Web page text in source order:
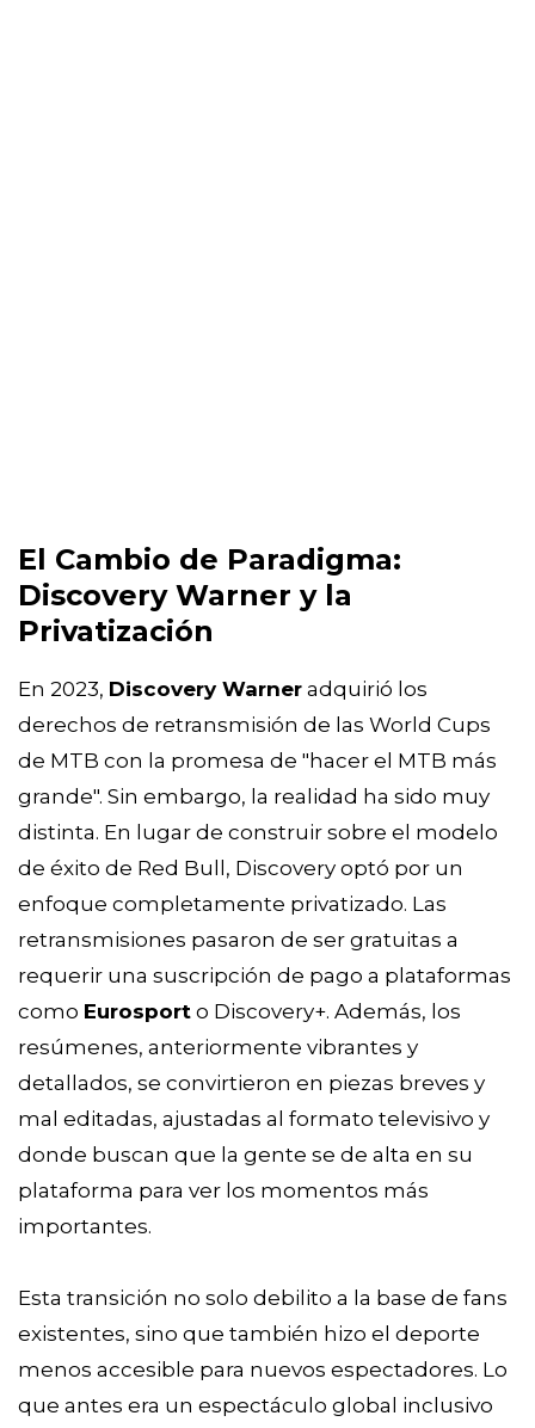
El Cambio de Paradigma:
Discovery Warner y la
Privatización
En 2023, Discovery Warner adquirió los
derechos de retransmisión de las World Cups
de MTB con la promesa de "hacer el MTB más
grande". Sin embargo, la realidad ha sido muy
distinta. En lugar de construir sobre el modelo
de éxito de Red Bull, Discovery optó por un
enfoque completamente privatizado. Las
retransmisiones pasaron de ser gratuitas a
requerir una suscripción de pago a plataformas
como Eurosport o Discovery+. Además, los
resúmenes, anteriormente vibrantes y
detallados, se convirtieron en piezas breves y
mal editadas, ajustadas al formato televisivo y
donde buscan que la gente se de alta en su
plataforma para ver los momentos más
importantes.
Esta transición no solo debilito a la base de fans
existentes, sino que también hizo el deporte
menos accesible para nuevos espectadores. Lo
que antes era un espectáculo global inclusivo